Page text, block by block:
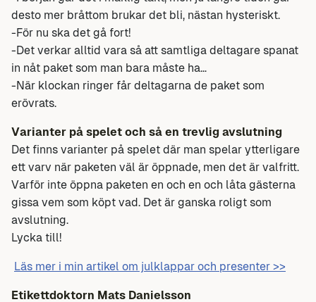
desto mer bråttom brukar det bli, nästan hysteriskt.
-För nu ska det gå fort!
-Det verkar alltid vara så att samtliga deltagare spanat
in nåt paket som man bara måste ha…
-När klockan ringer får deltagarna de paket som
erövrats.
Varianter på spelet och så en trevlig avslutning
Det finns varianter på spelet där man spelar ytterligare
ett varv när paketen väl är öppnade, men det är valfritt.
Varför inte öppna paketen en och en och låta gästerna
gissa vem som köpt vad. Det är ganska roligt som
avslutning.
Lycka till!
Läs mer i min artikel om julklappar och presenter >>
Etikettdoktorn Mats Danielsson